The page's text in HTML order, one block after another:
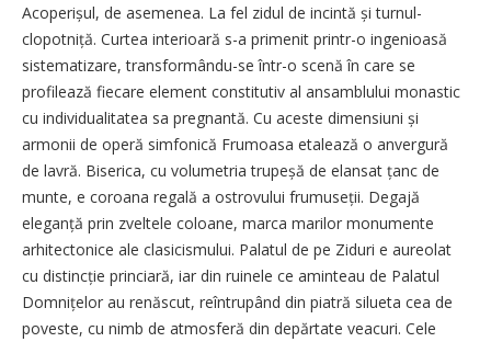
Acoperișul, de asemenea. La fel zidul de incintă și turnul-
clopotniță. Curtea interioară s-a primenit printr-o ingenioasă
sistematizare, transformându-se într-o scenă în care se
profilează fiecare element constitutiv al ansamblului monastic
cu individualitatea sa pregnantă. Cu aceste dimensiuni și
armonii de operă simfonică Frumoasa etalează o anvergură
de lavră. Biserica, cu volumetria trupeșă de elansat țanc de
munte, e coroana regală a ostrovului frumuseții. Degajă
eleganță prin zveltele coloane, marca marilor monumente
arhitectonice ale clasicismului. Palatul de pe Ziduri e aureolat
cu distincție princiară, iar din ruinele ce aminteau de Palatul
Domnițelor au renăscut, reîntrupând din piatră silueta cea de
poveste, cu nimb de atmosferă din depărtate veacuri. Cele